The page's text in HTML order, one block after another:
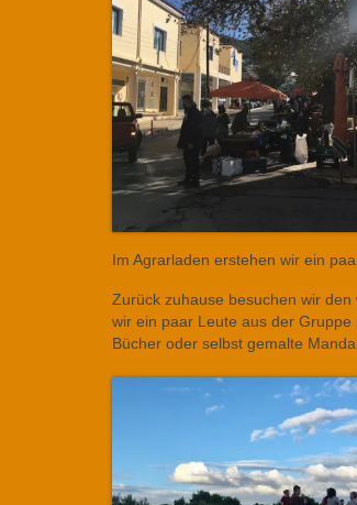
Im Agrarladen erstehen wir ein
Zurück zuhause besuchen wir
wir ein paar Leute aus der
Bücher oder selbst gemalte